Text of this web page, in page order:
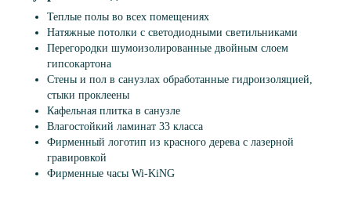
Теплые полы во всех помещениях
Натяжные потолки с светодиодными светильниками
Перегородки шумоизолированные двойным слоем
гипсокартона
Стены и пол в санузлах обработанные гидроизоляцией,
стыки проклеены
Кафельная плитка в санузле
Влагостойкий ламинат 33 класса
Фирменный логотип из красного дерева с лазерной
гравировкой
Фирменные часы Wi-KiNG